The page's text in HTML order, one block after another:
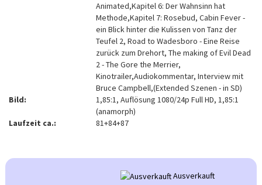
Animated,Kapitel 6: Der Wahnsinn hat
Methode,Kapitel 7: Rosebud, Cabin Fever -
ein Blick hinter die Kulissen von Tanz der
Teufel 2, Road to Wadesboro - Eine Reise
zurück zum Drehort, The making of Evil Dead
2 - The Gore the Merrier,
Kinotrailer,Audiokommentar, Interview mit
Bruce Campbell,(Extended Szenen - in SD)
Bild:
1,85:1, Auflösung 1080/24p Full HD, 1,85:1
(anamorph)
Laufzeit ca.:
81+84+87
Ausverkauft